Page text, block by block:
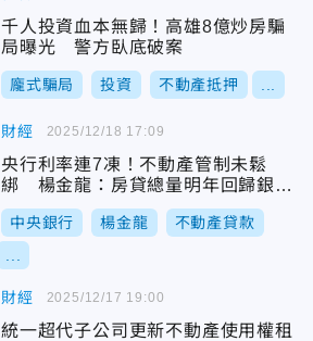
千人投資血本無歸！高雄8億炒房騙
局曝光 警方臥底破案
龐式騙局 投資 不動產抵押
財經
央行利率連7凍！不動產管制未鬆
綁 楊金龍：房貸總量明年回歸銀行
自主
中央銀行 楊金龍 不動產貸款
2025/12/18 17:09
財經
統一超代子公司更新不動產使用權租
2025/12/17 19:00